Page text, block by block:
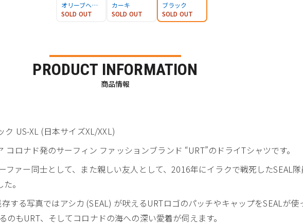
オリーブヘザー
SOLD OUT
カーキ
SOLD OUT
ブラック
SOLD OUT
PRODUCT INFORMATION
商品情報
ク US-XL (日本サイズXL/XXL)
ロナド発のサーフィン ファッションブランド “URT”のドライTシャツです。
ファー同士として、また親しい友人として、2016年にイラクで戦死したSEAL
。
する写真ではアシカ (SEAL) が吠えるURTロゴのパッチやキャップをSEALが使
もURT、そしてコロナドの海への深い愛着が伺えます。